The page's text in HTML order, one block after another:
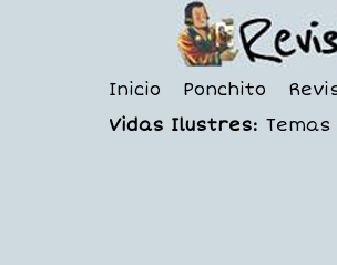
Inicio Ponchito
Vidas Ilustres: Temas